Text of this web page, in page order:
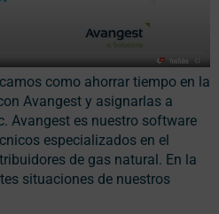
como ahorrar tiempo en la
Avangest y asignarlas a
Avangest es nuestro software
especializados en el
de gas natural. En la
situaciones de nuestros